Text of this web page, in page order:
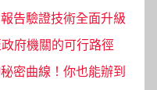
告驗證技術全面升級
府機關的可行路徑
密曲線！你也能辦到